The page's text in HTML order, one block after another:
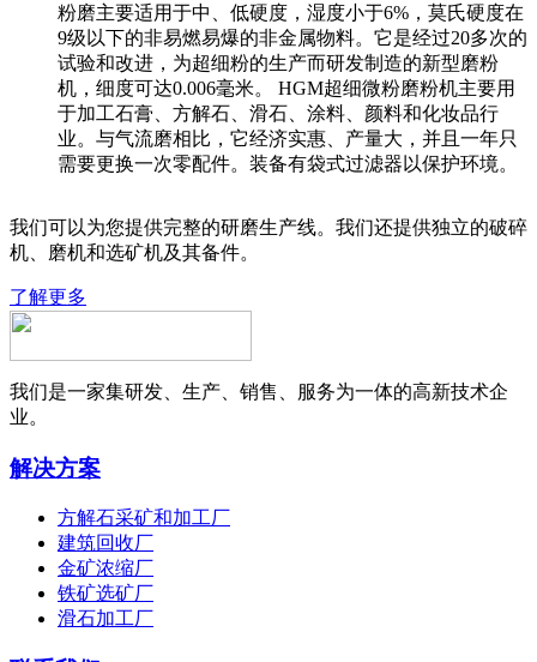
粉磨主要适用于中、低硬度，湿度小于6%，莫氏硬度在
9级以下的非易燃易爆的非金属物料。它是经过20多次的
试验和改进，为超细粉的生产而研发制造的新型磨粉
机，细度可达0.006毫米。 HGM超细微粉磨粉机主要用
于加工石膏、方解石、滑石、涂料、颜料和化妆品行
业。与气流磨相比，它经济实惠、产量大，并且一年只
需要更换一次零配件。装备有袋式过滤器以保护环境。
我们可以为您提供完整的研磨生产线。我们还提供独立的破碎
机、磨机和选矿机及其备件。
了解更多
我们是一家集研发、生产、销售、服务为一体的高新技术企
业。
解决方案
方解石采矿和加工厂
建筑回收厂
金矿浓缩厂
铁矿选矿厂
滑石加工厂